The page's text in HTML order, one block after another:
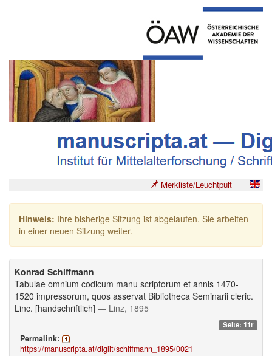
Merkliste/Leuchtpult
Hinweis: Ihre bisherige Sitzung ist abgelaufen. Sie arbeiten
in einer neuen Sitzung weiter.
Konrad Schiffmann
Tabulae omnium codicum manu scriptorum et annis 1470-
1520 impressorum, quos asservat Bibliotheca Seminarii cleric.
Linc. [handschriftlich] — Linz, 1895
Seite: 11r
Permalink:
https://manuscripta.at/diglit/schiffmann_1895/0021